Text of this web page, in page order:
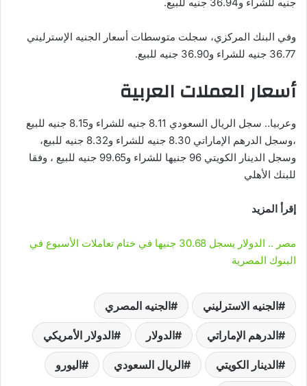
وفي البنك المركزي، سجلت متوسطات أسعار الجنيه الإسترليني
36.77 جنيه للشراء و36.90 جنيه للبيع.
أسعار العملات العربية
وعربيا.. سجل الريال السعودي 8.11 جنيه للشراء و8.15 جنيه للبيع
،وسجل الدرهم الإماراتي 8.30 جنيه للشراء و8.32 جنيه للبيع،
وسجل الدينار الكويتي 96 جنيها للشراء و99.65 جنيه للبيع ، وفقا
للبنك الأهلي
إقرأ المزيد
مصر .. الدولار يسجل 30.68 جنيها في ختام تعاملات الأسبوع في
البنوك المصرية
الجنيه الاسترليني الجنيه المصري
الدرهم الإماراتي الدولار الدولار الأمريكي
الدينار الكويتي الريال السعودي اليورو